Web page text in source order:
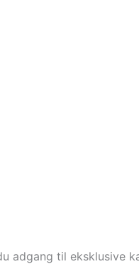
adgang til